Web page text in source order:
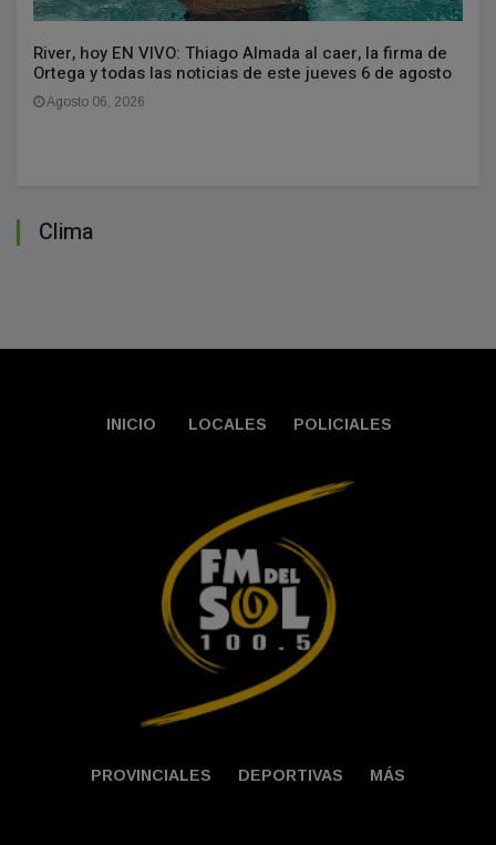
River, hoy EN VIVO: Thiago Almada al caer, la firma de
Ortega y todas las noticias de este jueves 6 de agosto
Agosto 06, 2026
Clima
INICIO LOCALES POLICIALES
PROVINCIALES DEPORTIVAS MÁS